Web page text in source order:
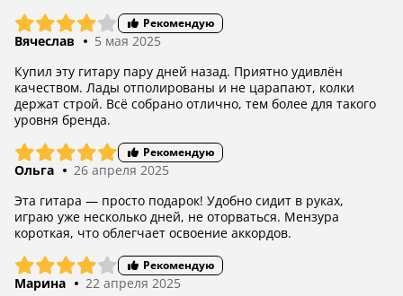
Вячеслав
5 мая 2025
Купил эту гитару пару дней назад. Приятно удивлён
качеством. Лады отполированы и не царапают, колки
держат строй. Всё собрано отлично, тем более для такого
уровня бренда.
Рекомендую
Ольга
26 апреля 2025
Эта гитара — просто подарок! Удобно сидит в руках,
играю уже несколько дней, не оторваться. Мензура
короткая, что облегчает освоение аккордов.
Рекомендую
Марина
22 апреля 2025
Рекомендую